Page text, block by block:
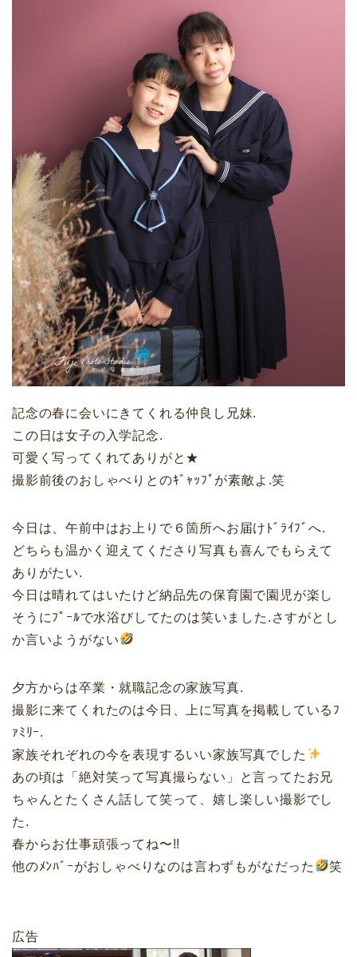
記念の春に会いにきてくれる仲良し兄妹.
この日は女子の入学記念.
可愛く写ってくれてありがと★
撮影前後のおしゃべりとのｷﾞｬｯﾌﾟが素敵よ.笑
今日は、午前中はお上りで６箇所へお届けﾄﾞﾗｲﾌﾞへ.
どちらも温かく迎えてくださり写真も喜んでもらえて
ありがたい.
今日は晴れてはいたけど納品先の保育園で園児が楽し
そうにﾌﾟｰﾙで水浴びしてたのは笑いました.さすがとし
か言いようがない
夕方からは卒業・就職記念の家族写真.
撮影に来てくれたのは今日、上に写真を掲載しているﾌ
ｧﾐﾘｰ.
家族それぞれの今を表現するいい家族写真でした
あの頃は「絶対笑って写真撮らない」と言ってたお兄
ちゃんとたくさん話して笑って、嬉し楽しい撮影でし
た.
春からお仕事頑張ってね〜!!
他のﾒﾝﾊﾞｰがおしゃべりなのは言わずもがなだった
笑
広告